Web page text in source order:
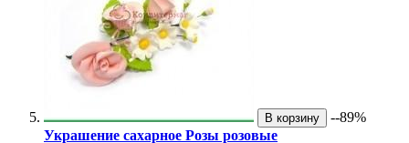
В корзину
--89%
Украшение сахарное Розы розовые